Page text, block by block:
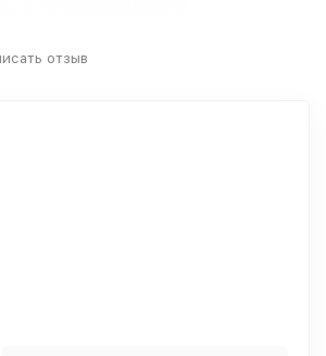
отзыв